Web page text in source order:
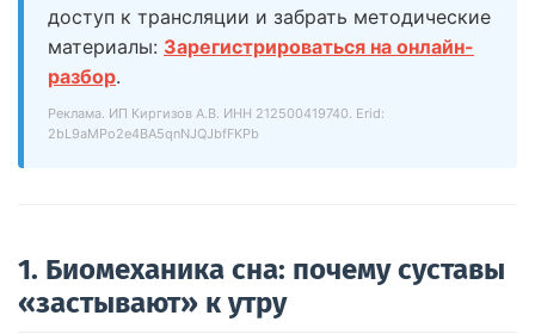
доступ к трансляции и забрать методические
материалы: Зарегистрироваться на онлайн-
разбор.
Реклама. ИП Киргизов А.В. ИНН 212500419740. Erid:
2bL9aMPo2e4BA5qnNJQJbfFKPb
1. Биомеханика сна: почему суставы
«застывают» к утру